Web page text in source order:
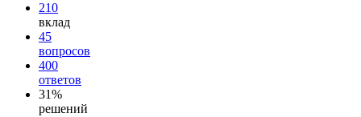
210
вклад
45
вопросов
400
ответов
31%
решений